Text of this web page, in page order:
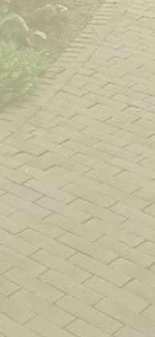
PVC-BUIZEN, DRAINS
ANTI-WORTELDOEKEN
VERHUUR MACHINES
VERHUUR VAN
VERHUUR VAN